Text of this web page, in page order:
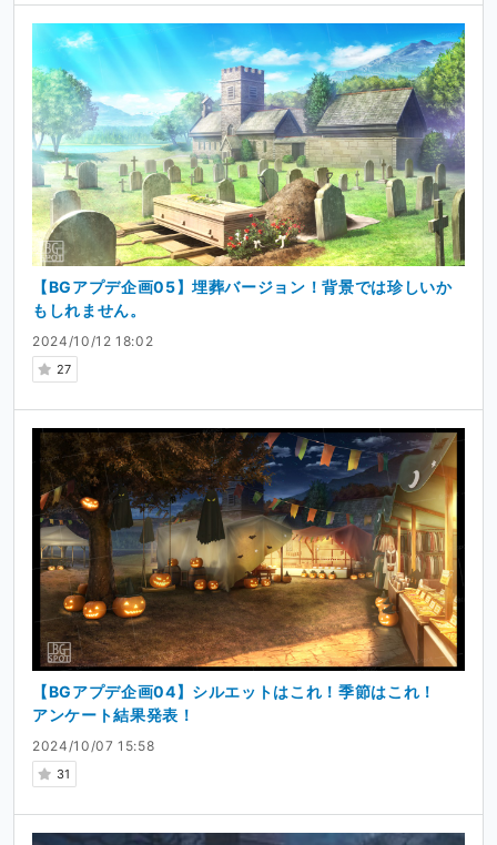
2024/10/12 18:02
27
【BGアプデ企画05】埋葬バージョン！背景では珍しいか
もしれません。
2024/10/07 15:58
31
【BGアプデ企画04】シルエットはこれ！季節はこれ！
アンケート結果発表！